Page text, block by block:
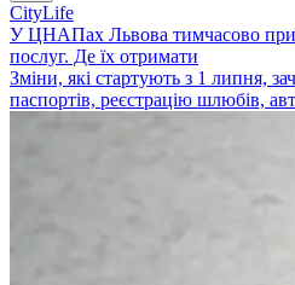
CityLife
У ЦНАПах Львова тимчасово
послуг. Де їх отримати
Зміни, які стартують з 1 липня,
паспортів, реєстрацію шлюбів,